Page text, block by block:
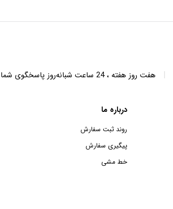
| هفت روز هفته ، 24 ساعت شبانه‌روز پاسخگوی شما هستیم.
درباره ما
روند ثبت سفارش
پیگیری سفارش
خط مشی